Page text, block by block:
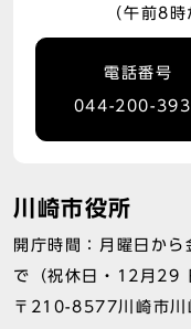
（午前8
電話番号
044-200-
川崎市役所
開庁時間：月曜日か
で（祝休日・12月29
〒210-8577川崎市川